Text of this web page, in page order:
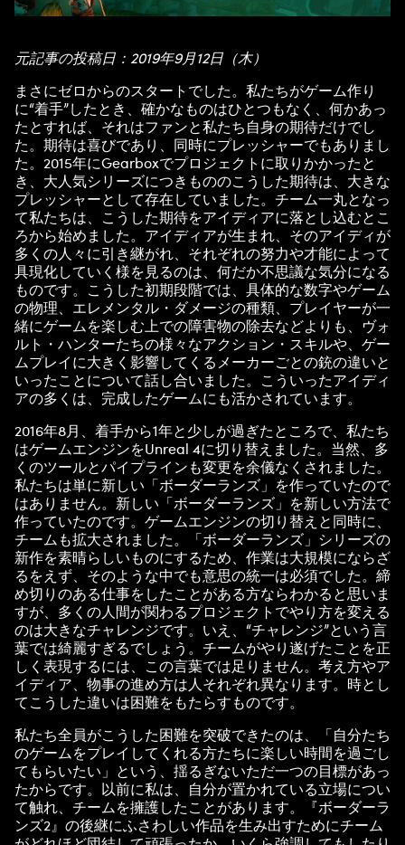
元記事の投稿日：2019年9月12日（木）
まさにゼロからのスタートでした。私たちがゲーム作り
に“着手”したとき、確かなものはひとつもなく、何かあっ
たとすれば、それはファンと私たち自身の期待だけでし
た。期待は喜びであり、同時にプレッシャーでもありまし
た。2015年にGearboxでプロジェクトに取りかかったと
き、大人気シリーズにつきもののこうした期待は、大きな
プレッシャーとして存在していました。チーム一丸となっ
て私たちは、こうした期待をアイディアに落とし込むとこ
ろから始めました。アイディアが生まれ、そのアイディが
多くの人々に引き継がれ、それぞれの努力や才能によって
具現化していく様を見るのは、何だか不思議な気分になる
ものです。こうした初期段階では、具体的な数字やゲーム
の物理、エレメンタル・ダメージの種類、プレイヤーが一
緒にゲームを楽しむ上での障害物の除去などよりも、ヴォ
ルト・ハンターたちの様々なアクション・スキルや、ゲー
ムプレイに大きく影響してくるメーカーごとの銃の違いと
いったことについて話し合いました。こういったアイディ
アの多くは、完成したゲームにも活かされています。
2016年8月、着手から1年と少しが過ぎたところで、私たち
はゲームエンジンをUnreal 4に切り替えました。当然、多
くのツールとパイプラインも変更を余儀なくされました。
私たちは単に新しい「ボーダーランズ」を作っていたので
はありません。新しい「ボーダーランズ」を新しい方法で
作っていたのです。ゲームエンジンの切り替えと同時に、
チームも拡大されました。「ボーダーランズ」シリーズの
新作を素晴らしいものにするため、作業は大規模にならざ
るをえず、そのような中でも意思の統一は必須でした。締
め切りのある仕事をしたことがある方ならわかると思いま
すが、多くの人間が関わるプロジェクトでやり方を変える
のは大きなチャレンジです。いえ、“チャレンジ”という言
葉では綺麗すぎるでしょう。チームがやり遂げたことを正
しく表現するには、この言葉では足りません。考え方やア
イディア、物事の進め方は人それぞれ異なります。時とし
てこうした違いは困難をもたらすものです。
私たち全員がこうした困難を突破できたのは、「自分たち
のゲームをプレイしてくれる方たちに楽しい時間を過ごし
てもらいたい」という、揺るぎないただ一つの目標があっ
たからです。以前に私は、自分が置かれている立場につい
て触れ、チームを擁護したことがあります。『ボーダーラ
ンズ2』の後継にふさわしい作品を生み出すためにチーム